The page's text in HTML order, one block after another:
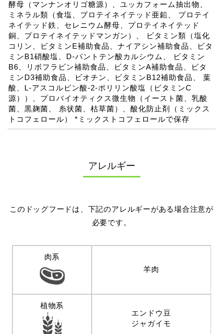
酵母（マンナンオリゴ糖源）、ユッカフォーム抽出物、
ミネラル類（食塩、プロテイネイテッド亜鉛、 プロテイ
ネイテッド鉄、セレニウム酵母、プロテイネイテッド
銅、プロテイネイテッドマンガン）、 ビタミン類（塩化
コリン、ビタミンE補助食品、ナイアシン補助食品、ビタ
ミンB1硝酸塩、D-パントテン酸カルシウム、 ビタミン
B6、リボフラビン補助食品、ビタミンA補助食品、ビタ
ミンD3補助食品、ビオチン、ビタミンB12補助食品、 葉
酸、L-アスコルビン酸-2-ポリリン酸塩（ビタミンC
源））、プロバイオティクス微生物（イースト菌、乳酸
菌、黒麹菌、 糸状菌、枯草菌）、酸化防止剤（ミックス
トコフェロール） *ミックストコフェロールで保存
アレルギー
このドッグフードは、下記のアレルギーがある場合注意が
必要です。
肉系
羊肉
植物系
エンドウ豆
ジャガイモ